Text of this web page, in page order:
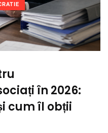
în 2026:
cum îl obții